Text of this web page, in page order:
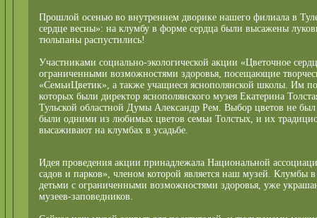
Прошлой осенью во внутреннем дворике нашего филиала в
сердце весны»: на клумбу в форме сердца были высажены
тюльпаны распустились!
Участниками социально-экологической акции «Цветочное
ограниченными возможностями здоровья, посещающие
«СемьиЦветик», а также учащиеся яснополянской школы. Им
которых были директор яснополянского музея Екатерина
Тульской областной Думы Александр Рем. Выбор цветов не
были одними из любимых цветов семьи Толстых, и их
высаживают на клумбах в усадьбе.
Идея проведения акции принадлежала Национальной
садов и парков», членом которой является наш музей. Клумбы
детьми с ограниченными возможностями здоровья, уже
музеев-заповедников.